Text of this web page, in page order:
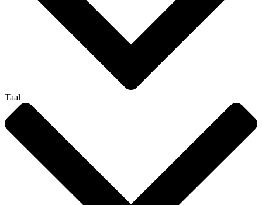
Taal